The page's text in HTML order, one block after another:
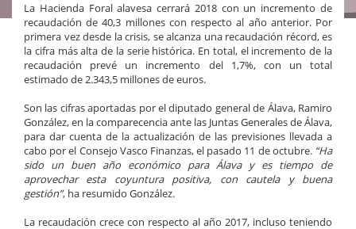
La Hacienda Foral alavesa cerrará 2018 con un incremento de
recaudación de 40,3 millones con respecto al año anterior. Por
primera vez desde la crisis, se alcanza una recaudación récord, es
la cifra más alta de la serie histórica. En total, el incremento de la
recaudación prevé un incremento del 1,7%, con un total
estimado de 2.343,5 millones de euros.
Son las cifras aportadas por el diputado general de Álava, Ramiro
González, en la comparecencia ante las Juntas Generales de Álava,
para dar cuenta de la actualización de las previsiones llevada a
cabo por el Consejo Vasco Finanzas, el pasado 11 de octubre. “Ha
sido un buen año económico para Álava y es tiempo de
aprovechar esta coyuntura positiva, con cautela y buena
gestión”, ha resumido González.
La recaudación crece con respecto al año 2017, incluso teniendo